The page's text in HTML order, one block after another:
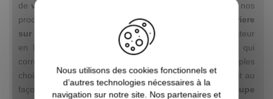
de verre à la découpe
, nous garantissons la qualité de nos
produits verriers. Pour commander votre
vitrage de verriere
sur mesure
, nous vous invitons à utiliser notre configurateur
en ligne. Simple et rapide, il suffit de cocher l’option qui
correspond à vos besoins. Nous vous offrons de multiples
choix en termes de forme et d’épaisseur du verre. Quant au
façonnage, nous suggérons le
verre feuilleté en coupe
Nous utilisons des cookies fonctionnels et
d’autres technologies nécessaires à la
navigation sur notre site. Nos partenaires et